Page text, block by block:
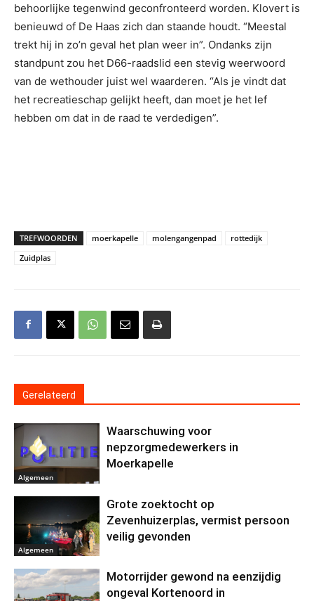
behoorlijke tegenwind geconfronteerd worden. Klovert is
benieuwd of De Haas zich dan staande houdt. “Meestal
trekt hij in zo’n geval het plan weer in”. Ondanks zijn
standpunt zou het D66-raadslid een stevig weerwoord
van de wethouder juist wel waarderen. “Als je vindt dat
het recreatieschap gelijkt heeft, dan moet je het lef
hebben om dat in de raad te verdedigen”.
TREFWOORDEN moerkapelle molengangenpad
rottedijk
Zuidplas
Gerelateerd
Algemeen
Waarschuwing voor
nepzorgmedewerkers in
Moerkapelle
Algemeen
Grote zoektocht op
Zevenhuizerplas, vermist persoon
veilig gevonden
Motorrijder gewond na eenzijdig
ongeval Kortenoord in